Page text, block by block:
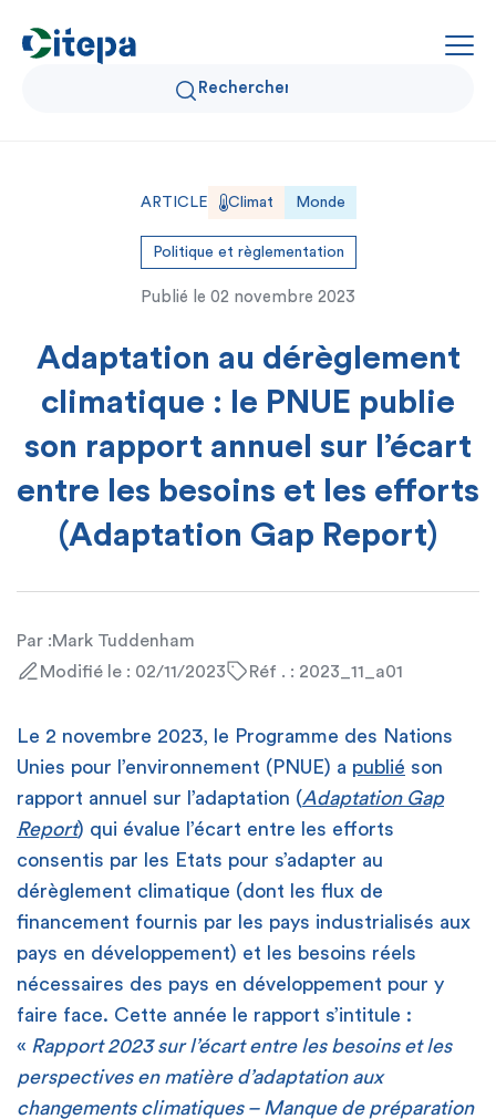
Qui sommes-nous ?
Données Air et Climat
Expertise et solutions
ARTICLE Climat Monde
Politique et règlementation
Publié le 02 novembre 2023
Adaptation au dérèglement
climatique : le PNUE publie
son rapport annuel sur l’écart
entre les besoins et les efforts
(Adaptation Gap Report)
Par :Mark Tuddenham
Modifié le : 02/11/2023
Réf . : 2023_11_a01
Le 2 novembre 2023, le Programme des Nations
Unies pour l’environnement (PNUE) a publié son
rapport annuel sur l’adaptation (Adaptation Gap
Report) qui évalue l’écart entre les efforts
consentis par les Etats pour s’adapter au
dérèglement climatique (dont les flux de
financement fournis par les pays industrialisés aux
pays en développement) et les besoins réels
nécessaires des pays en développement pour y
faire face. Cette année le rapport s’intitule :
« Rapport 2023 sur l’écart entre les besoins et les
perspectives en matière d’adaptation aux
changements climatiques – Manque de préparation